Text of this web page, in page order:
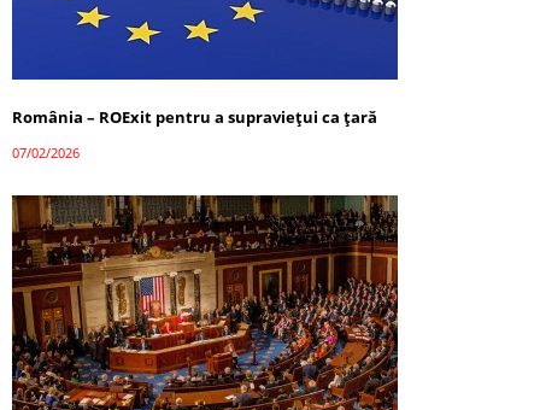
România – ROExit pentru a supraviețui ca țară
07/02/2026